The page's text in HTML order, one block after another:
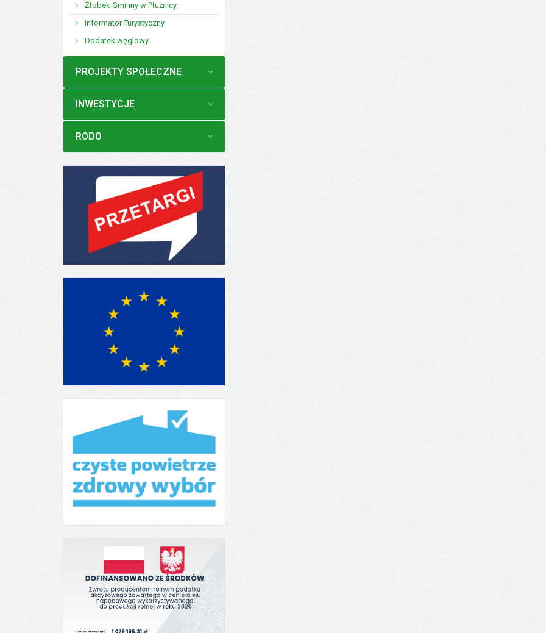
Żłobek Gminny w Płużnicy
Informator Turystyczny
Dodatek węglowy
MENU
PROJEKTY SPOŁECZNE
MENU
INWESTYCJE
MENU
RODO